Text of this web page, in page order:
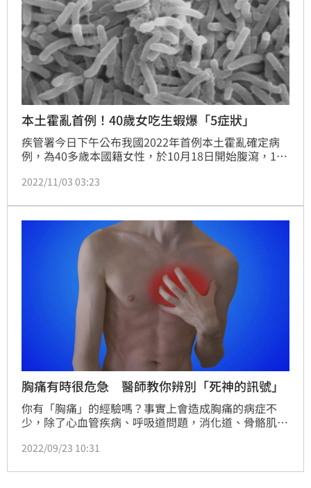
本土霍亂首例！40歲女吃生蝦爆「5症狀」
疾管署今日下午公布我國2022年首例本土霍亂確定病
例，為40多歲本國籍女性，於10月18日開始腹瀉，10
痛就醫並收治住院，因糞便培養出疑似菌株，於10月
（血清型O1-Ogawa），經治療後症狀改善，目前已出
院。（記者：簡浩正）
2022/11/03 03:23
胸痛有時很危急 醫師教你辨別「死神的訊號」
你有「胸痛」的經驗嗎？事實上會造成胸痛的病症不
少，除了心血管疾病、呼吸道問題，消化道、骨骼肌肉
籲，如果症狀符合心肌梗塞或主動脈剝離的前驅表現，
2022/09/23 10:31